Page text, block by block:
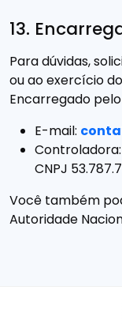
13.
Para dúvidas,
ou ao exercício
Encarregado
E-mail:
Controladora:
CNPJ
Você também
Autoridade